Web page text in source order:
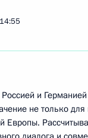
14:55
и
не только
Европы.